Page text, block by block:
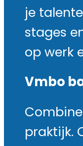
je
stages
op werk
Vmbo
praktijk.